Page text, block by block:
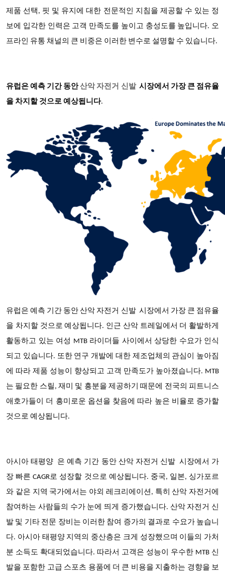
제품 선택, 핏 및 유지에 대한 전문적인 지침을 제공할 수 있는 정
보에 입각한 인력은 고객 만족도를 높이고 충성도를 높입니다. 오
프라인 유통 채널의 큰 비중은 이러한 변수로 설명할 수 있습니다.
유럽은 예측 기간 동안산악 자전거 신발 시장에서 가장 큰 점유율
을 차지할 것으로 예상됩니다.
유럽은 예측 기간 동안산악 자전거 신발 시장에서 가장 큰 점유율
을 차지할 것으로 예상됩니다. 인근 산악 트레일에서 더 활발하게
활동하고 있는 여성 MTB 라이더들 사이에서 상당한 수요가 인식
되고 있습니다. 또한 연구 개발에 대한 제조업체의 관심이 높아짐
에 따라 제품 성능이 향상되고 고객 만족도가 높아졌습니다. MTB
는 필요한 스릴, 재미 및 흥분을 제공하기 때문에 전국의 피트니스
애호가들이 더 흥미로운 옵션을 찾음에 따라 높은 비율로 증가할
것으로 예상됩니다.
아시아 태평양 은 예측 기간 동안 산악 자전거 신발 시장에서 가
장 빠른 CAGR로 성장할 것으로 예상됩니다. 중국, 일본, 싱가포르
와 같은 지역 국가에서는 야외 레크리에이션, 특히 산악 자전거에
참여하는 사람들의 수가 눈에 띄게 증가했습니다. 산악 자전거 신
발 및 기타 전문 장비는 이러한 참여 증가의 결과로 수요가 높습니
다. 아시아 태평양 지역의 중산층은 크게 성장했으며 이들의 가처
분 소득도 확대되었습니다. 따라서 고객은 성능이 우수한 MTB 신
발을 포함한 고급 스포츠 용품에 더 큰 비용을 지출하는 경향을 보